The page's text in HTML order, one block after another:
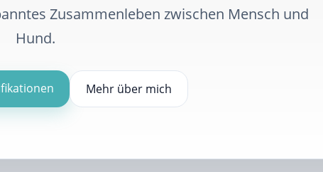
Zusammenleben zwischen Mensch und
Hund.
Mehr über mich